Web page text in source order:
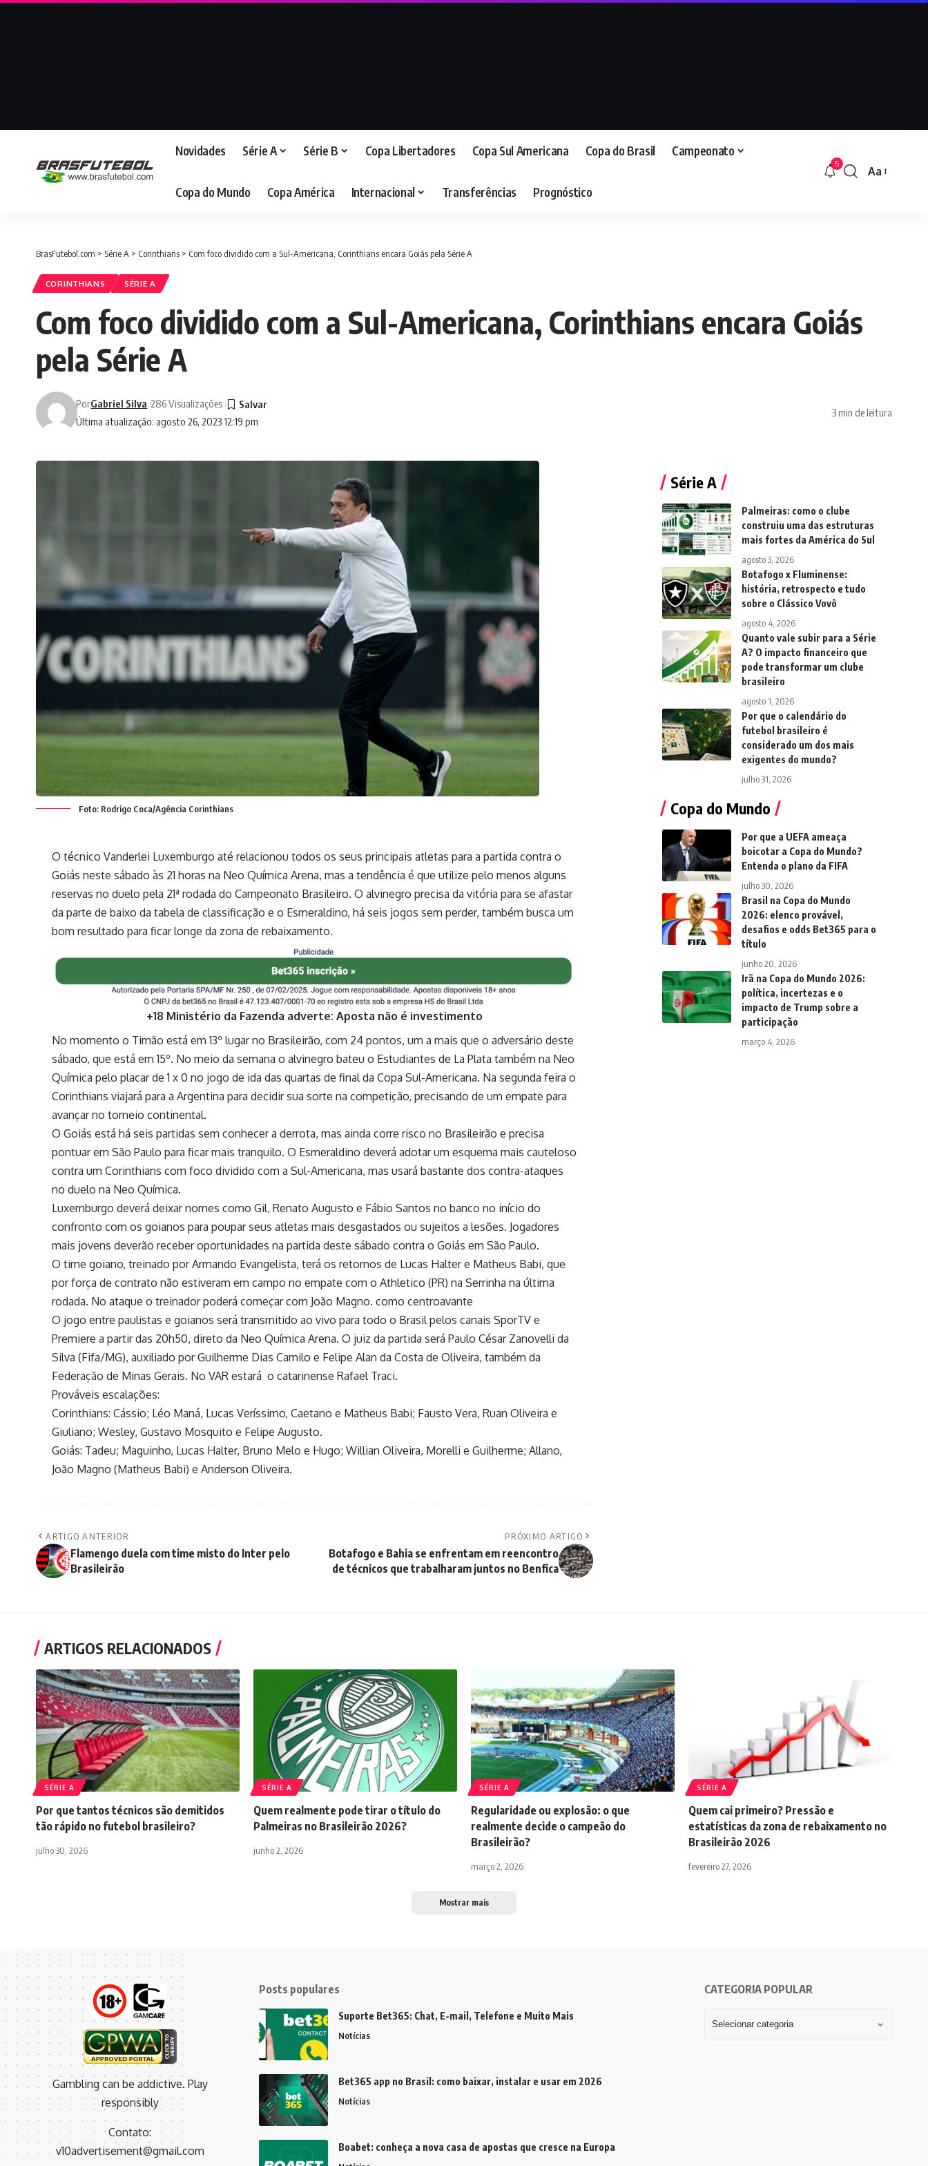
Novidades Série A Série B Copa Libertadores Copa Sul Americana Copa do Brasil Campeonato
Copa do Mundo Copa América Internacional Transferências Prognóstico
5
Aa
BrasFutebol.com > Série A > Corinthians > Com foco dividido com a Sul-Americana, Corinthians encara Goiás pela Série A
CORINTHIANS SÉRIE A
Com foco dividido com a Sul-Americana, Corinthians encara Goiás
pela Série A
Última atualização: agosto 26, 2023 12:19 pm
PorGabriel Silva 286 Visualizações
3 min de leitura
Foto: Rodrigo Coca/Agência Corinthians
O técnico Vanderlei Luxemburgo até relacionou todos os seus principais atletas para a partida contra o
Goiás neste sábado às 21 horas na Neo Química Arena, mas a tendência é que utilize pelo menos alguns
reservas no duelo pela 21ª rodada do Campeonato Brasileiro. O alvinegro precisa da vitória para se afastar
da parte de baixo da tabela de classificação e o Esmeraldino, há seis jogos sem perder, também busca um
bom resultado para ficar longe da zona de rebaixamento.
+18 Ministério da Fazenda adverte: Aposta não é investimento
No momento o Timão está em 13º lugar no Brasileirão, com 24 pontos, um a mais que o adversário deste
sábado, que está em 15º. No meio da semana o alvinegro bateu o Estudiantes de La Plata também na Neo
Química pelo placar de 1 x 0 no jogo de ida das quartas de final da Copa Sul-Americana. Na segunda feira o
Corinthians viajará para a Argentina para decidir sua sorte na competição, precisando de um empate para
avançar no torneio continental.
O Goiás está há seis partidas sem conhecer a derrota, mas ainda corre risco no Brasileirão e precisa
pontuar em São Paulo para ficar mais tranquilo. O Esmeraldino deverá adotar um esquema mais cauteloso
contra um Corinthians com foco dividido com a Sul-Americana, mas usará bastante dos contra-ataques
no duelo na Neo Química.
Luxemburgo deverá deixar nomes como Gil, Renato Augusto e Fábio Santos no banco no início do
confronto com os goianos para poupar seus atletas mais desgastados ou sujeitos a lesões. Jogadores
mais jovens deverão receber oportunidades na partida deste sábado contra o Goiás em São Paulo.
O time goiano, treinado por Armando Evangelista, terá os retornos de Lucas Halter e Matheus Babi, que
por força de contrato não estiveram em campo no empate com o Athletico (PR) na Serrinha na última
rodada. No ataque o treinador poderá começar com João Magno. como centroavante
O jogo entre paulistas e goianos será transmitido ao vivo para todo o Brasil pelos canais SporTV e
Premiere a partir das 20h50, direto da Neo Química Arena. O juiz da partida será Paulo César Zanovelli da
Silva (Fifa/MG), auxiliado por Guilherme Dias Camilo e Felipe Alan da Costa de Oliveira, também da
Federação de Minas Gerais. No VAR estará o catarinense Rafael Traci.
Prováveis escalações:
Corinthians: Cássio; Léo Maná, Lucas Veríssimo, Caetano e Matheus Babi; Fausto Vera, Ruan Oliveira e
Giuliano; Wesley, Gustavo Mosquito e Felipe Augusto.
Goiás: Tadeu; Maguinho, Lucas Halter, Bruno Melo e Hugo; Willian Oliveira, Morelli e Guilherme; Allano,
João Magno (Matheus Babi) e Anderson Oliveira.
ARTIGO ANTERIOR
Flamengo duela com time misto do Inter pelo
Brasileirão
PRÓXIMO ARTIGO
Botafogo e Bahia se enfrentam em reencontro
de técnicos que trabalharam juntos no Benfica
Série A
Palmeiras: como o clube
construiu uma das estruturas
mais fortes da América do Sul
agosto 3, 2026
Botafogo x Fluminense:
história, retrospecto e tudo
sobre o Clássico Vovô
agosto 4, 2026
Quanto vale subir para a Série
A? O impacto financeiro que
pode transformar um clube
brasileiro
agosto 1, 2026
Por que o calendário do
futebol brasileiro é
considerado um dos mais
exigentes do mundo?
julho 31, 2026
Copa do Mundo
Por que a UEFA ameaça
boicotar a Copa do Mundo?
Entenda o plano da FIFA
julho 30, 2026
Brasil na Copa do Mundo
2026: elenco provável,
desafios e odds Bet365 para o
título
junho 20, 2026
Irã na Copa do Mundo 2026:
política, incertezas e o
impacto de Trump sobre a
participação
março 4, 2026
ARTIGOS RELACIONADOS
SÉRIE A
Por que tantos técnicos são demitidos
tão rápido no futebol brasileiro?
julho 30, 2026
SÉRIE A
Quem realmente pode tirar o título do
Palmeiras no Brasileirão 2026?
junho 2, 2026
SÉRIE A
Regularidade ou explosão: o que
realmente decide o campeão do
Brasileirão?
março 2, 2026
SÉRIE A
Quem cai primeiro? Pressão e
estatísticas da zona de rebaixamento no
Brasileirão 2026
fevereiro 27, 2026
Mostrar mais
Gambling can be addictive. Play
responsibly
Contato:
v10advertisement@gmail.com
Posts populares
Suporte Bet365: Chat, E-mail, Telefone e Muito Mais
Notícias
Bet365 app no Brasil: como baixar, instalar e usar em 2026
Notícias
Boabet: conheça a nova casa de apostas que cresce na Europa
CATEGORIA POPULAR